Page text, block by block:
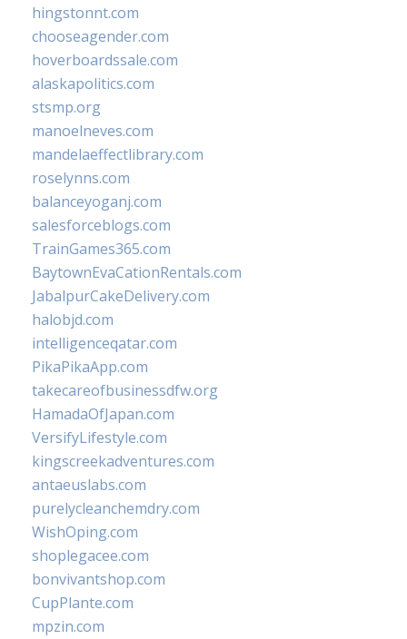
hingstonnt.com
chooseagender.com
hoverboardssale.com
alaskapolitics.com
stsmp.org
manoelneves.com
mandelaeffectlibrary.com
roselynns.com
balanceyoganj.com
salesforceblogs.com
TrainGames365.com
BaytownEvaCationRentals.com
JabalpurCakeDelivery.com
halobjd.com
intelligenceqatar.com
PikaPikaApp.com
takecareofbusinessdfw.org
HamadaOfJapan.com
VersifyLifestyle.com
kingscreekadventures.com
antaeuslabs.com
purelycleanchemdry.com
WishOping.com
shoplegacee.com
bonvivantshop.com
CupPlante.com
mpzin.com